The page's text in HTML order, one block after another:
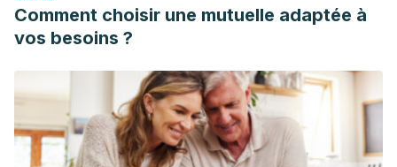
https://scielo.conicyt.cl/scielo.php?
Ramírez Botero, C. M., & Román Morales, M. O. (2018).
Sobre los alimentos con actividad hipolipemiante.
Revista
Cubana de Alimentación y Nutrición,28
(2), 417-456.
Suclupe Loloy, A. B. (2019). Efecto diurético de una bebida
Comment choisir une mutuelle adaptée à
vos besoins ?